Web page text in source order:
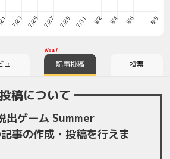
ュー
New!
記事投稿 投票
稿について
出ゲーム Summer
事の作成・投稿を行えま